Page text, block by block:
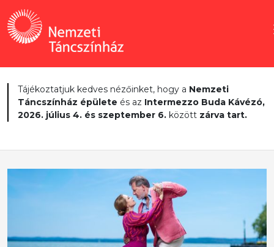
Tájékoztatjuk kedves nézőinket, hogy a Nemzeti
Táncszínház épülete és az Intermezzo Buda Kávézó,
2026. július 4. és szeptember 6. között zárva tart.